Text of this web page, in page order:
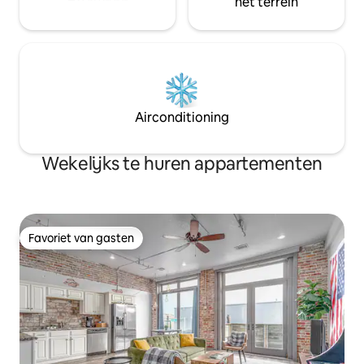
Airconditioning
Wekelijks te huren appartementen
Favoriet van gasten
Favoriet van gasten